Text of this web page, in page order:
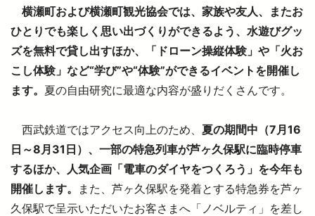
採用情報
法人の方へ
お忘れもの Lost＆Found
西武鉄道の公式アカウント一覧
個人情報保護方針
横瀬町および横瀬町観光協会では、家族や友人、またお
ひとりでも楽しく思い出づくりができるよう、水遊びグッ
ズを無料で貸し出すほか、「ドローン操縦体験」や「火お
こし体験」など“学び”や“体験”ができるイベントを開催し
ます。 夏の自由研究に最適な内容が盛りだくさんです。
西武鉄道ではアクセス向上のため、 夏の期間中（7月16
日～8月31日）、一部の特急列車が芦ヶ久保駅に臨時停車
するほか、人気企画「電車のダイヤをつくろう」を今年も
開催します。
また、芦ヶ久保駅を発着とする特急券を芦ヶ
久保駅で呈示いただいたお客さまへ「ノベルティ」を差し